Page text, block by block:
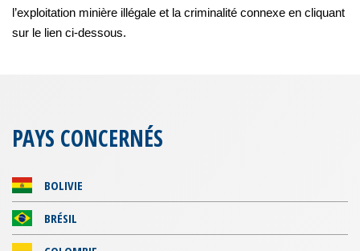
l’exploitation minière illégale et la criminalité connexe en cliquant
sur le lien ci-dessous.
PAYS CONCERNÉS
BOLIVIE
BRÉSIL